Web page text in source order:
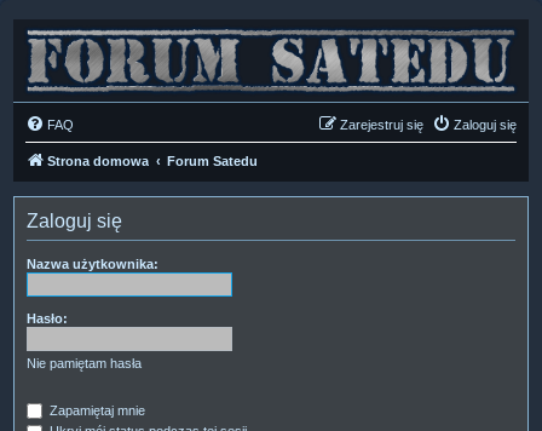
FAQ Zaloguj się
Zarejestruj się
Strona domowa Forum Satedu
Zaloguj się
Nazwa użytkownika:
Hasło:
Nie pamiętam hasła
Zapamiętaj mnie